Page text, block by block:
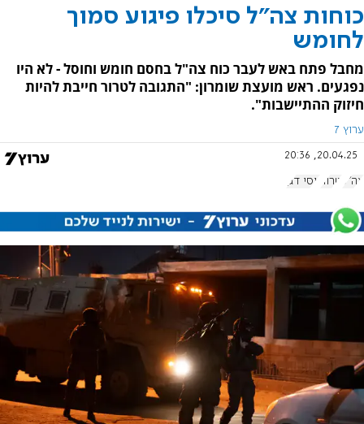
כוחות צה"ל סיכלו פיגוע סמוך
לחומש
מחבל פתח באש לעבר כוח צה"ל בחסם חומש וחוסל - לא היו
נפגעים. ראש מועצת שומרון: "התגובה לטרור חייבת להיות
חיזוק ההתיישבות".
ערוץ 7
20.04.25, 20:36
צה"ל טרור יוסי דגן